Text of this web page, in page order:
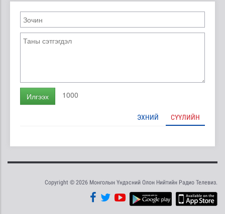
Илгээх 1000
ЭХНИЙ СҮҮЛИЙН
Copyright © 2026 Монголын Үндэсний Олон Нийтийн Радио Телевиз.